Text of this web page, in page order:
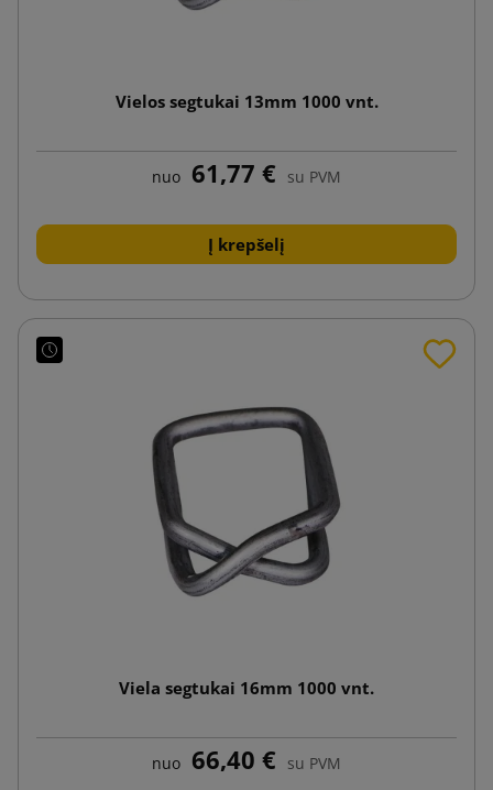
Vielos segtukai 13mm 1000 vnt.
nuo 61,77 € su PVM
Į krepšelį
Viela segtukai 16mm 1000 vnt.
nuo 66,40 € su PVM